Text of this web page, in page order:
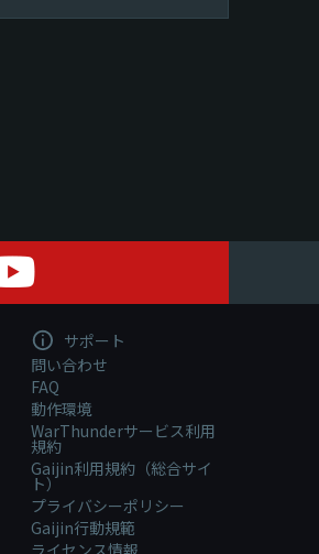
サポート
問い合わせ
FAQ
動作環境
WarThunderサービス利用
規約
Gaijin利用規約（総合サイ
ト）
プライバシーポリシー
Gaijin行動規範